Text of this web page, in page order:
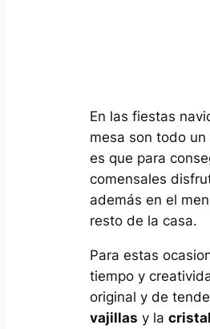
En las fiestas
mesa son todo
es que para
comensales
además en el
resto de la casa.
Para estas
tiempo y
original y de
vajillas y la